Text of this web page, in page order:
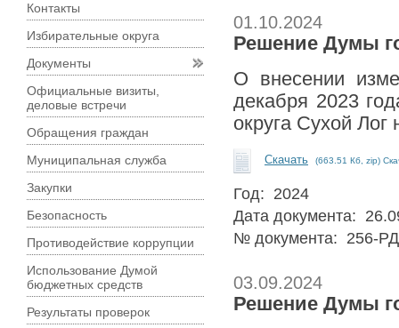
01.10.2024
Решение Думы
О внесении
декабря 2023
округа Сухой
Скачать (663.51 Кб, zip)
Год: 2024
Дата документа:
№ документа: 256-РД
03.09.2024
Решение Думы
Контакты
Избирательные округа
Документы
Официальные визиты,
деловые встречи
Обращения граждан
Муниципальная служба
Закупки
Безопасность
Противодействие коррупции
Использование Думой
бюджетных средств
Результаты проверок